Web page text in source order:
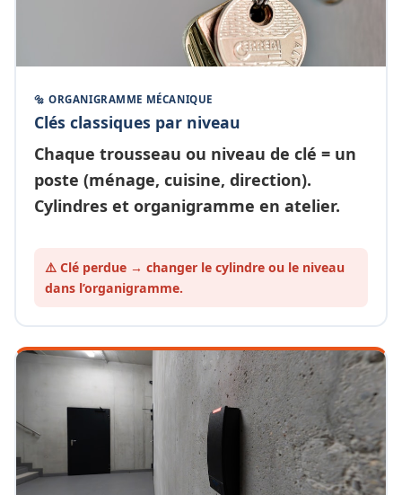
🔩 ORGANIGRAMME MÉCANIQUE
Clés classiques par niveau
Chaque trousseau ou niveau de clé = un
poste (ménage, cuisine, direction).
Cylindres et organigramme en atelier.
⚠️ Clé perdue → changer le cylindre ou le niveau
dans l’organigramme.